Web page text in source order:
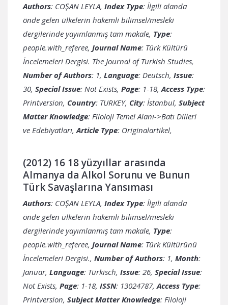
Authors: COŞAN LEYLA, Index Type: İlgili alanda
önde gelen ülkelerin hakemli bilimsel/mesleki
dergilerinde yayımlanmış tam makale, Type:
people.with_referee, Journal Name: Türk Kültürü
İncelemeleri Dergisi. The Journal of Turkish Studies,
Number of Authors: 1, Language: Deutsch, Issue:
30, Special Issue: Not Exists, Page: 1-18, Access Type:
Printversion, Country: City: İstanbul, Subject
Matter Knowledge: Filoloji Temel Alanı->Batı Dilleri
ve Edebiyatları, Article Type: Originalartikel,
(2012) 16 18 yüzyıllar arasında
Almanya da Alkol Sorunu ve Bunun
Türk Savaşlarına Yansıması
Authors: COŞAN LEYLA, Index Type: İlgili alanda
önde gelen ülkelerin hakemli bilimsel/mesleki
dergilerinde yayımlanmış tam makale, Type:
people.with_referee, Journal Name: Türk Kültürünü
İncelemeleri Dergisi., Number of Authors: 1, Month:
Januar, Language: Türkisch, Issue: 26, Special Issue:
Not Exists, Page: 1-18, ISSN: 13024787, Access Type:
Printversion, Subject Matter Knowledge: Filoloji